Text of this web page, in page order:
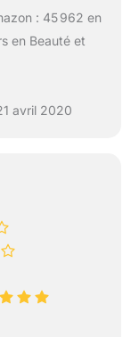
: 45 962 en
en Beauté et
avril 2020